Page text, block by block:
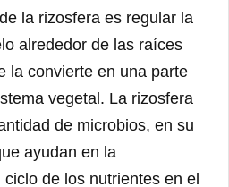
la rizosfera es regular la
alrededor de las raíces
la convierte en una parte
vegetal. La rizosfera
de microbios, en su
ayudan en la
de los nutrientes en el